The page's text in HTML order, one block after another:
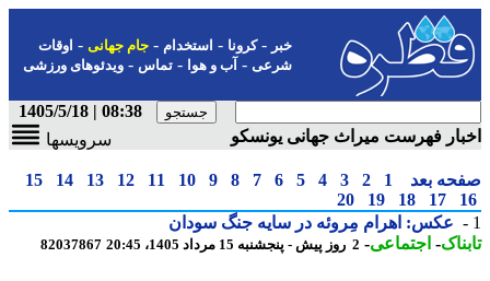
-کرونا-استخدام- جام جهانی-اوقات
شرعی-آب و هوا-تماس-ویدئوهای ورزشی
08:38 | 1405/5/18
فهرست میراث جهانی یونسکو
سرویسها
بعد 1
2
3
4
5
6
7
8
9
10
11
12
13
14
15
17
18
19
20
عکس: اهرام مِروئه در سایه جنگ سودان
-اجتماعی-2 روز پیش - پنجشنبه 15 مرداد 1405، 20:45 82037867